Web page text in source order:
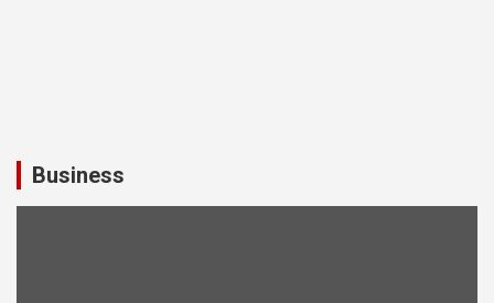
Business